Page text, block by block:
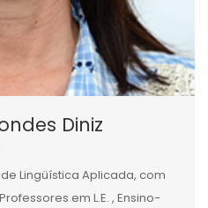
Diniz
Lingüística Aplicada, com
em L.E. , Ensino-